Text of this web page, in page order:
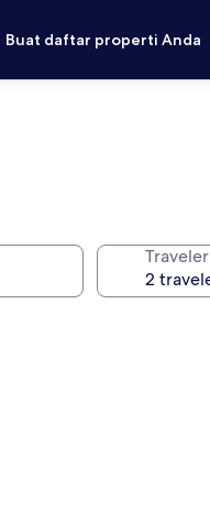
Buat daftar properti Anda
Traveler